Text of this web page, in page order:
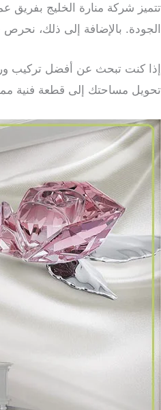
تتميز شركة منارة الخليج
الجودة. بالإضافة إلى ذلك،
إذا كنت تبحث عن أفضل تركيب
تحويل مساحتك إلى قطعة فنية